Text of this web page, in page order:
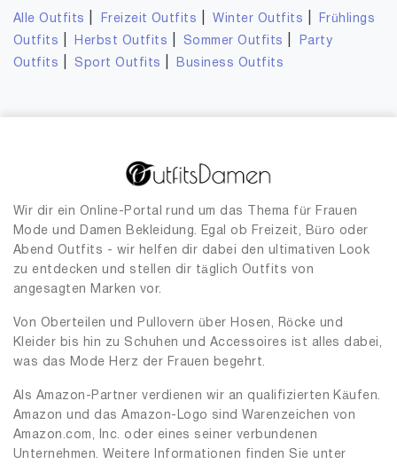
Alle Outfits Freizeit Outfits |Winter Outfits
Frühlings
Outfits
Herbst Outfits Sommer Outfits
Party
Outfits
Sport Outfits Business Outfits
Wir dir ein Online-Portal rund um das Thema für Frauen
Mode und Damen Bekleidung. Egal ob Freizeit, Büro oder
Abend Outfits - wir helfen dir dabei den ultimativen Look
zu entdecken und stellen dir täglich Outfits von
angesagten Marken vor.
Von Oberteilen und Pullovern über Hosen, Röcke und
Kleider bis hin zu Schuhen und Accessoires ist alles dabei,
was das Mode Herz der Frauen begehrt.
Als Amazon-Partner verdienen wir an qualifizierten Käufen.
Amazon und das Amazon-Logo sind Warenzeichen von
Amazon.com, Inc. oder eines seiner verbundenen
Unternehmen. Weitere Informationen finden Sie unter